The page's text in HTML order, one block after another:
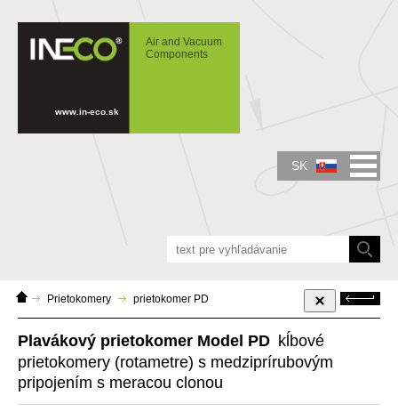
Horizontálne prietokomery PD s
prírubovým pripojením a meracou clonou.
Air and Vacuum
Components
www.in-eco.sk
Domáca
stránka
Prietokomery prietokomer PD Späť
Plavákový prietokomer Model PD kĺbové
prietokomery (rotametre) s medziprírubovým
pripojením s meracou clonou
SK